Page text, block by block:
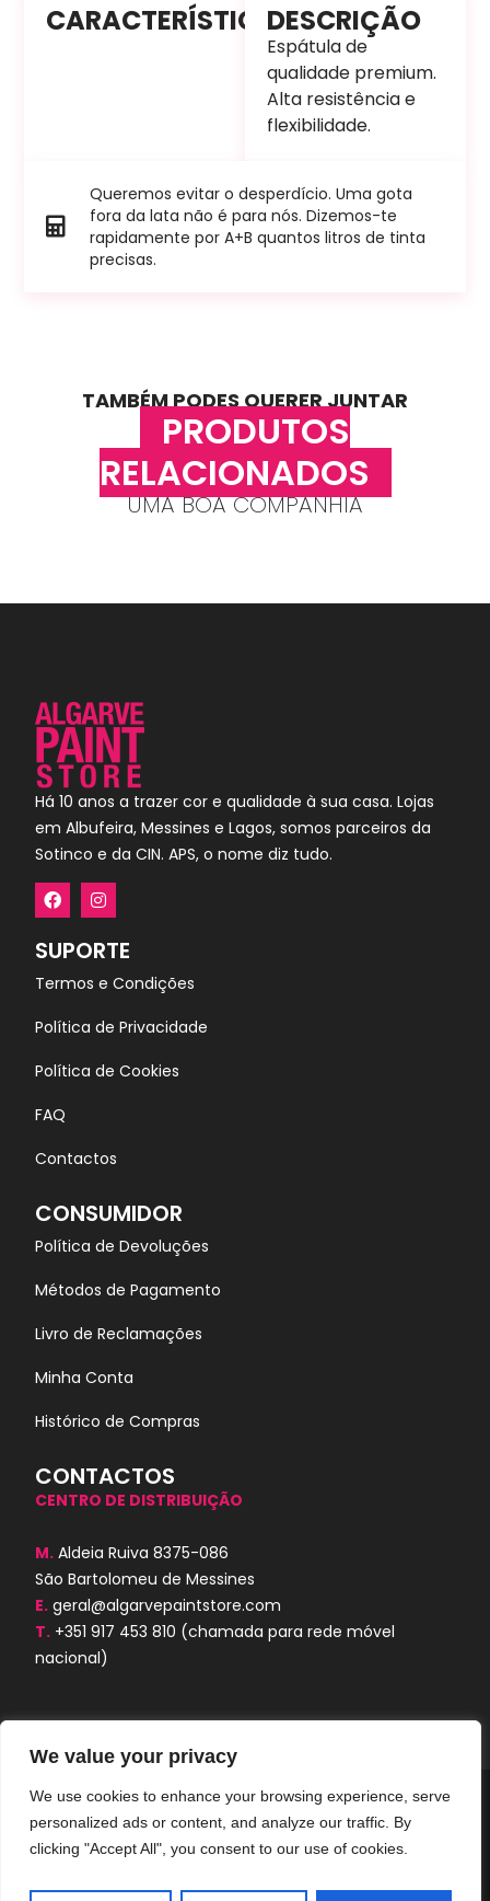
We value your privacy
We use cookies to enhance your browsing experience, serve
personalized ads or content, and analyze our traffic. By
clicking "Accept All", you consent to our use of cookies.
CARACTERÍSTICASDESCRIÇÃO
Espátula de
qualidade premium.
Alta resistência e
flexibilidade.
Queremos evitar o desperdício. Uma gota
fora da lata não é para nós. Dizemos-te
rapidamente por A+B quantos litros de tinta
precisas.
TAMBÉM PODES QUERER JUNTAR
PRODUTOS
RELACIONADOS
UMA BOA COMPANHIA
Há 10 anos a trazer cor e qualidade à sua casa. Lojas
em Albufeira, Messines e Lagos, somos parceiros da
Sotinco e da CIN. APS, o nome diz tudo.
SUPORTE
Termos e Condições
Política de Privacidade
Política de Cookies
FAQ
Contactos
CONSUMIDOR
Política de Devoluções
Métodos de Pagamento
Livro de Reclamações
Minha Conta
Histórico de Compras
CONTACTOS
CENTRO DE DISTRIBUIÇÃO
M. Aldeia Ruiva 8375-086
São Bartolomeu de Messines
E. geral@algarvepaintstore.com
T. +351 917 453 810 (chamada para rede móvel
nacional)
Algarve Paint Store © 2024. Todos os
direitos reservados. Desenvolvido por
AORUBRO.PT